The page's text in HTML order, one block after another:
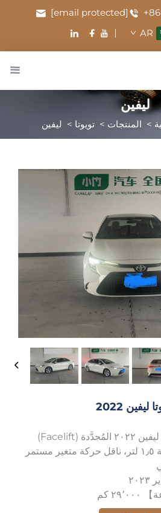
[email protected]
AR
ليفين
> المنتجات > تويوتا > ليفين
ليفين 2022
【اسم المركبة】 تويوتا ليفين ٢٠٢٢ المُجدَّدة (Facelift)
وفق منصة TNGA، سعة ١٫٥ لتر، ناقل حركة متغير مستمر
كم